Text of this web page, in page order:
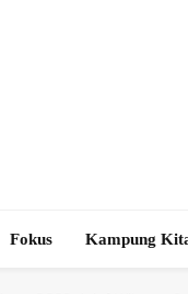
Fokus Kampung